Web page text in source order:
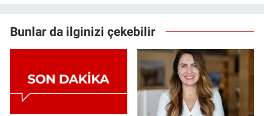
Bunlar da ilginizi çekebilir